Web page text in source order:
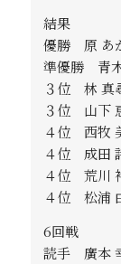
結果
優勝 原 あ
準優勝 青
３位 林 真
３位 山下
４位 西牧
４位 成田
４位 荒川
４位 松浦
6回戦
読手 廣本